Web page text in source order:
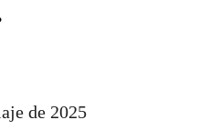
de 2025